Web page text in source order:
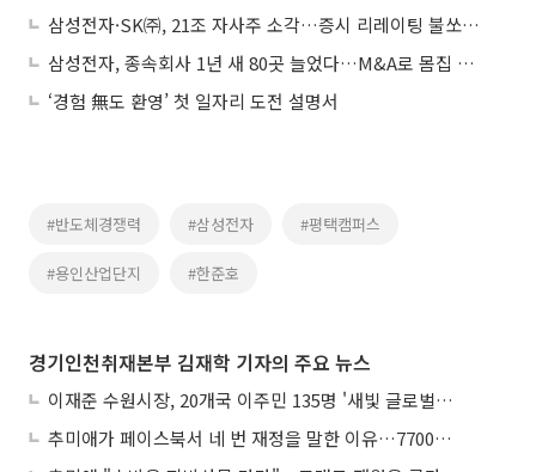
삼성전자·SK㈜, 21조 자사주 소각…증시 리레이팅 불쏘시개 되나
삼성전자, 종속회사 1년 새 80곳 늘었다…M&A로 몸집 키우는 ‘초거대 기술기업’
‘경험 無도 환영’ 첫 일자리 도전 설명서
#반도체경쟁력 #삼성전자 #평택캠퍼스
#용인산업단지 #한준호
경기인천취재본부 김재학 기자의 주요 뉴스
이재준 수원시장, 20개국 이주민 135명 '새빛 글로벌프렌즈' 위촉
추미애가 페이스북서 네 번 재정을 말한 이유…7700억 추경 열쇠는 도의회에